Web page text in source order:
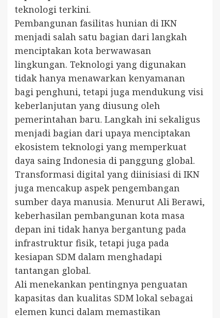
teknologi terkini.
Pembangunan fasilitas hunian di IKN
menjadi salah satu bagian dari langkah
menciptakan kota berwawasan
lingkungan. Teknologi yang digunakan
tidak hanya menawarkan kenyamanan
bagi penghuni, tetapi juga mendukung visi
keberlanjutan yang diusung oleh
pemerintahan baru. Langkah ini sekaligus
menjadi bagian dari upaya menciptakan
ekosistem teknologi yang memperkuat
daya saing Indonesia di panggung global.
Transformasi digital yang diinisiasi di IKN
juga mencakup aspek pengembangan
sumber daya manusia. Menurut Ali Berawi,
keberhasilan pembangunan kota masa
depan ini tidak hanya bergantung pada
infrastruktur fisik, tetapi juga pada
kesiapan SDM dalam menghadapi
tantangan global.
Ali menekankan pentingnya penguatan
kapasitas dan kualitas SDM lokal sebagai
elemen kunci dalam memastikan